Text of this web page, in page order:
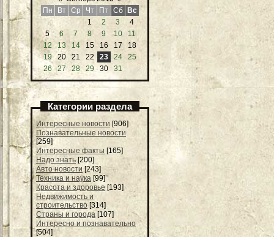
Пн
Вт Ср Чт Пт Сб Вс
1
2 3
4
5
6 7 8 9 10
11
12
13 14 15 16 17
18
19
20 21 22 23 24
25
26
27 28 29 30 31
Категории раздела
Интересные новости [906]
Познавательные новости
[259]
Интересные факты [165]
Надо знать [200]
Авто новости [243]
Техника и наука [99]
Красота и здоровье [193]
Недвижимость и
строительство [314]
Страны и города [107]
Интересно и познавательно
[504]